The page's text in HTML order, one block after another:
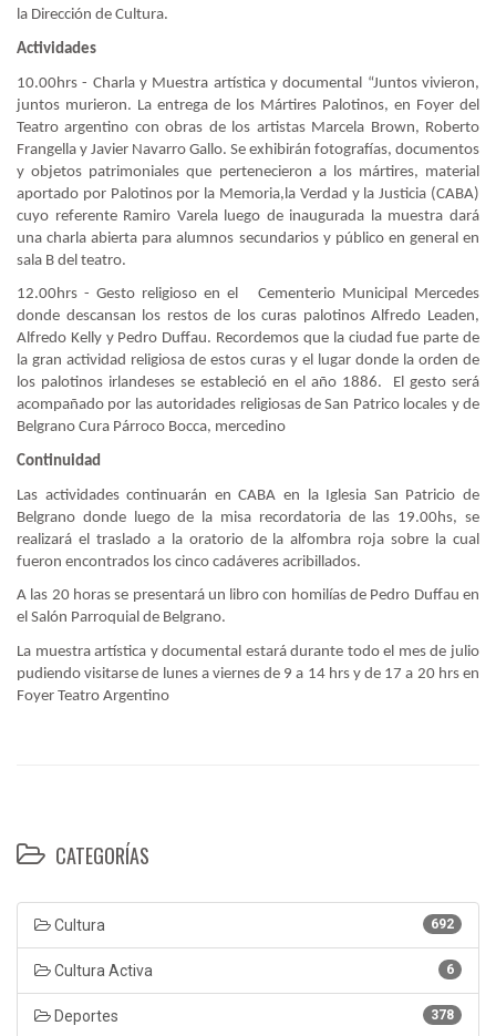
la Dirección de Cultura.
Actividades
10.00hrs - Charla y Muestra artística y documental “Juntos vivieron,
juntos murieron. La entrega de los Mártires Palotinos, en Foyer del
Teatro argentino con obras de los artistas Marcela Brown, Roberto
Frangella y Javier Navarro Gallo. Se exhibirán fotografías, documentos
y objetos patrimoniales que pertenecieron a los mártires, material
aportado por Palotinos por la Memoria,la Verdad y la Justicia (CABA)
cuyo referente Ramiro Varela luego de inaugurada la muestra dará
una charla abierta para alumnos secundarios y público en general en
sala B del teatro.
12.00hrs - Gesto religioso en el
Cementerio Municipal Mercedes
donde descansan los restos de los curas palotinos Alfredo Leaden,
Alfredo Kelly y Pedro Duffau. Recordemos que la ciudad fue parte de
la gran actividad religiosa de estos curas y el lugar donde la orden de
los palotinos irlandeses se estableció en el año 1886.
El gesto será
acompañado por las autoridades religiosas de San Patrico locales y de
Belgrano Cura Párroco Bocca, mercedino
Continuidad
Las actividades continuarán en CABA en la Iglesia San Patricio de
Belgrano donde luego de la misa recordatoria de las 19.00hs, se
realizará el traslado a la oratorio de la alfombra roja sobre la cual
fueron encontrados los cinco cadáveres acribillados.
A las 20 horas se presentará un libro con homilías de Pedro Duffau en
el Salón Parroquial de Belgrano.
La muestra artística y documental estará durante todo el mes de julio
pudiendo visitarse de lunes a viernes de 9 a 14 hrs y de 17 a 20 hrs en
Foyer Teatro Argentino
CATEGORÍAS
692
Cultura
6
Cultura Activa
378
Deportes